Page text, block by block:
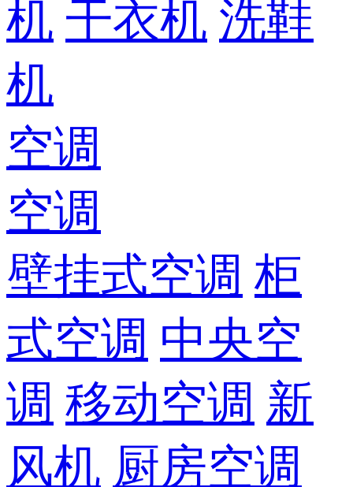
机 干衣机 洗鞋
机
空调
空调
壁挂式空调 柜
式空调 中央空
调 移动空调 新
风机 厨房空调